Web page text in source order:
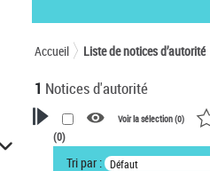
Accueil Liste de notices d’autorité
1 Notices d'autorité
VOTRE RECHERCHE
Voir la sélection (0)
(0)
Tri par : Défaut